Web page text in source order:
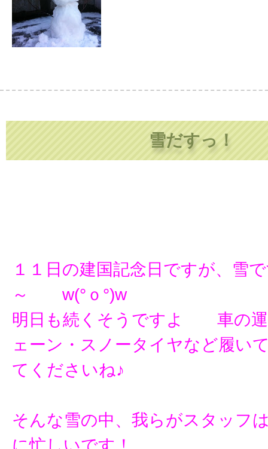
雪だすっ！
１１日の建国記念日ですが、雪
～ w(°ｏ°)w
明日も続くそうですよ 車の運
ェーン・スノータイヤなど履い
てくださいね♪
そんな雪の中、我らがスタッフ
に忙しいです！